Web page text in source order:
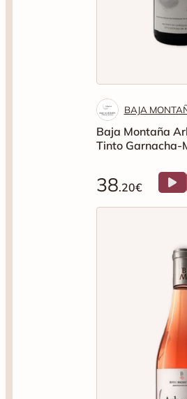
BAJA
Baja Montaña
Tinto Garnacha-
38.20€